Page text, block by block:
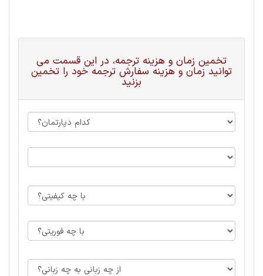
تخمین زمان و هزینه ترجمه، در این قسمت می
توانید زمان و هزینه سفارش ترجمه خود را تخمین
بزنید